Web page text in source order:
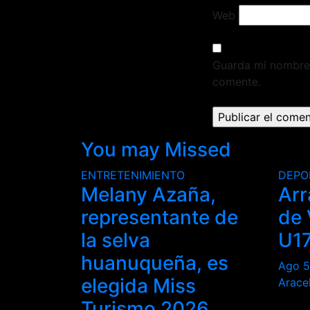
Web
Guarda mi
comente.
You may Missed
ENTRETENIMIENTO
Melany Azaña,
representante de
la selva
huanuqueña, es
elegida Miss
de
Ago